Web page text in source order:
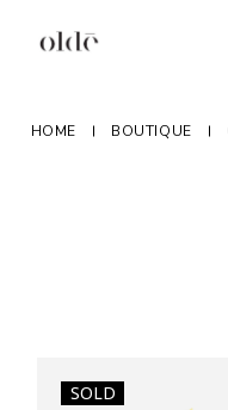
HOME BOUTIQUE
SOLD